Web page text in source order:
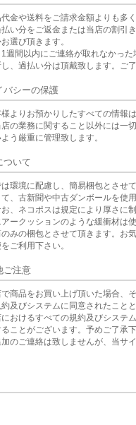
代金や送料をご請求金額よりも多
い分をご返金または当店の割引
選び頂きます。
1週間以内にご連絡が取れなかっ
し、過払い分は頂戴致します。ご了
バシーの保護
様よりお預かりしたすべての情報
店の業務に関すること以外には一
う厳重に管理致します。
ついて
は環境に配慮し、簡易梱包とさせ
、古新聞や中古ダンボールを使
、ネコポスは規定により厚さに
ークッションのような緩衝材は
のみの梱包とさせて頂きます。お
ご利用下さい。
ご注意
で商品をお買い上げ頂いた場合、
及びシステムに同意されたことと
におけるすべての規約及びシステ
ことがございます。予めご了承
のご連絡は致しませんが、当サ